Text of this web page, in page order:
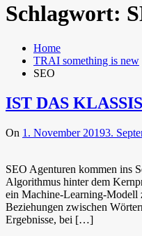
Schlagwort:
Home
TRAI something is new
SEO
IST DAS
On 1. November 20193.
SEO Agenturen kommen ins
Algorithmus hinter dem
ein Machine-Learning-Modell
Beziehungen zwischen
Ergebnisse, bei […]